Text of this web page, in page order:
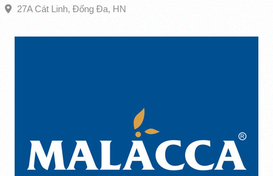
27A Cát Linh, Đống Đa, HN